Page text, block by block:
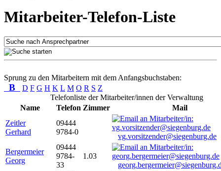
Mitarbeiter-Telefon-Liste
Sprung zu den Mitarbeitern mit dem Anfangsbuchstaben:
B D F G H K L M O R S Z
Telefonliste der Mitarbeiter/innen der Verwaltung
Name
Telefon Zimmer
Mail
Zeitler
Gerhard
09444
9784-0
vg.vorsitzender@siegenburg.de
Bergermeier
Georg
09444
9784-
33
1.03